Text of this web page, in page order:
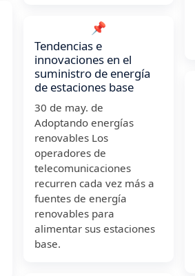
📌
Tendencias e
innovaciones en el
suministro de energía
de estaciones base
30 de may. de
Adoptando energías
renovables Los
operadores de
telecomunicaciones
recurren cada vez más a
fuentes de energía
renovables para
alimentar sus estaciones
base.